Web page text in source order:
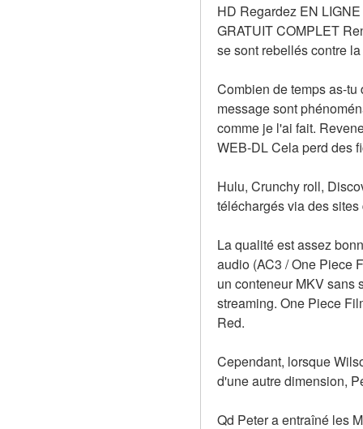
HD Regardez EN
GRATUIT COMPLET
se sont rebellés contre
Combien de temps as-
message sont
comme je l'ai fait.
WEB-DL Cela perd des
Hulu, Crunchy roll,
téléchargés via des
La qualité est assez
audio (AC3 / One Piece
un conteneur MKV sans
streaming. One Piece
Red.
Cependant, lorsque
d'une autre dimension,
Qd Peter a entraîné les